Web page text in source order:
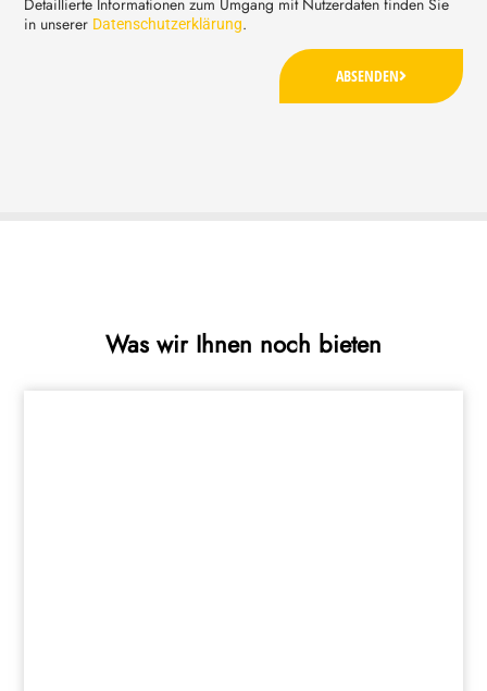
Detaillierte Informationen zum Umgang mit Nutzerdaten finden Sie
in unserer Datenschutzerklärung.
ABSENDEN
Was wir Ihnen noch bieten